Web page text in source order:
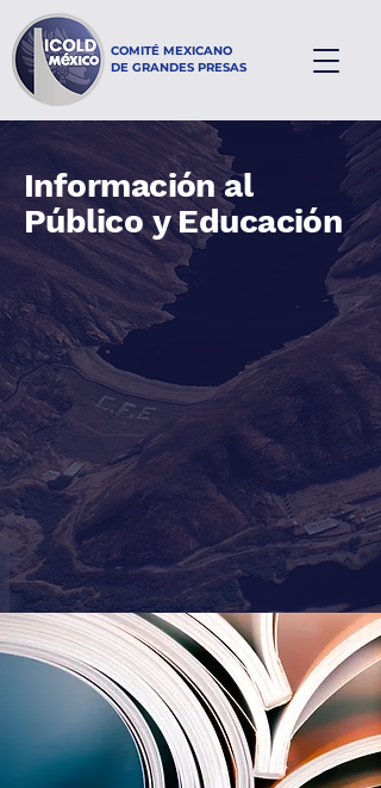
COMITÉ MEXICANO
DE GRANDES PRESAS
Información al
Público y Educación